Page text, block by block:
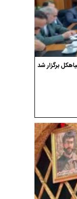
برگزار شد